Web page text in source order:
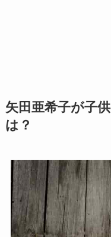
矢田亜希子が子
は？